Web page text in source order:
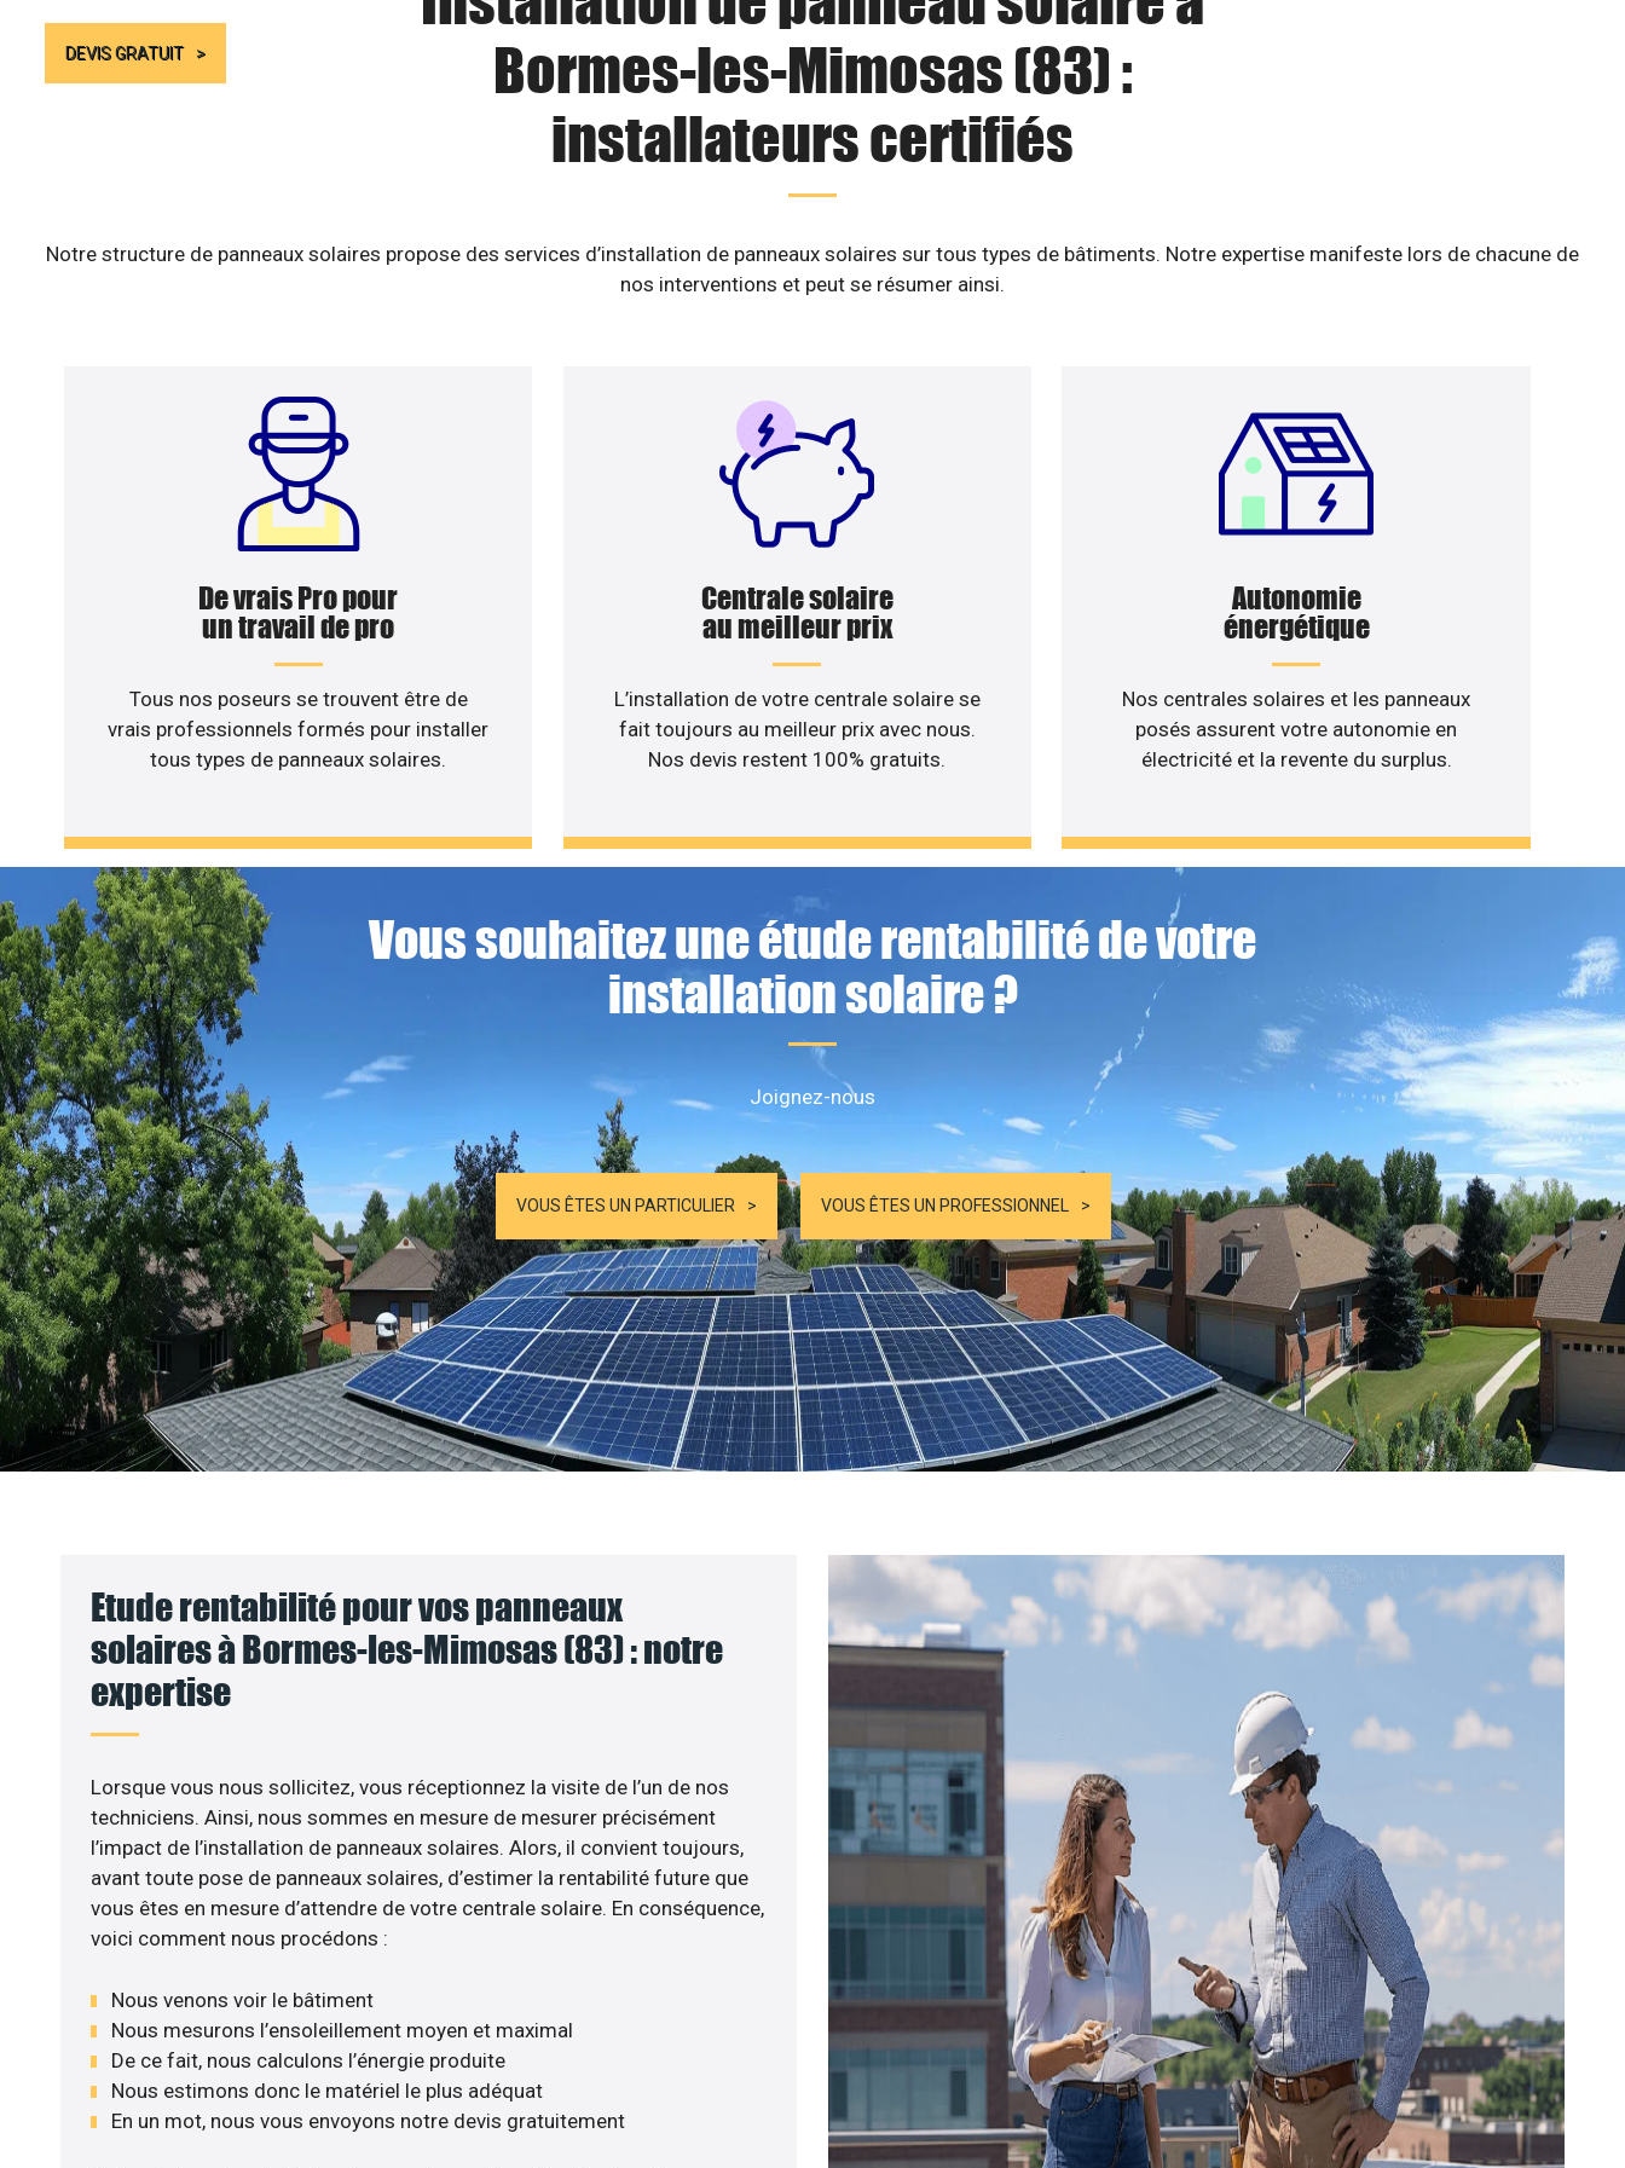
DEVIS GRATUIT
Bormes-les-Mimosas (83) :
installateurs certifiés
Notre structure de panneaux solaires propose des services d’installation de panneaux solaires sur tous types de bâtiments. Notre expertise manifeste lors de chacune de
nos interventions et peut se résumer ainsi.
De vrais Pro pour
un travail de pro
Tous nos poseurs se trouvent être de
vrais professionnels formés pour installer
tous types de panneaux solaires.
Centrale solaire
au meilleur prix
L’installation de votre centrale solaire se
fait toujours au meilleur prix avec nous.
Nos devis restent 100% gratuits.
Autonomie
énergétique
Nos centrales solaires et les panneaux
posés assurent votre autonomie en
électricité et la revente du surplus.
Vous souhaitez une étude rentabilité de votre
installation solaire ?
Joignez-nous
VOUS ÊTES UN PARTICULIER VOUS ÊTES UN PROFESSIONNEL
Etude rentabilité pour vos panneaux
solaires à Bormes-les-Mimosas (83) : notre
expertise
Lorsque vous nous sollicitez, vous réceptionnez la visite de l’un de nos
techniciens. Ainsi, nous sommes en mesure de mesurer précisément
l’impact de l’installation de panneaux solaires. Alors, il convient toujours,
avant toute pose de panneaux solaires, d’estimer la rentabilité future que
vous êtes en mesure d’attendre de votre centrale solaire. En conséquence,
voici comment nous procédons :
Nous venons voir le bâtiment
Nous mesurons l’ensoleillement moyen et maximal
De ce fait, nous calculons l’énergie produite
Nous estimons donc le matériel le plus adéquat
En un mot, nous vous envoyons notre devis gratuitement